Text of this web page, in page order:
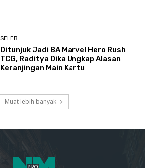
SELEB
Ditunjuk Jadi BA Marvel Hero Rush
TCG, Raditya Dika Ungkap Alasan
Keranjingan Main Kartu
Muat lebih banyak